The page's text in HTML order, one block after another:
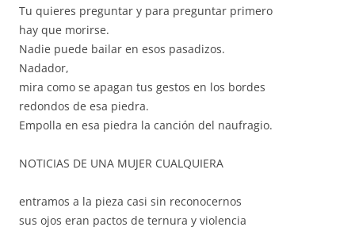
Tu quieres preguntar y para preguntar primero
hay que morirse.
Nadie puede bailar en esos pasadizos.
Nadador,
mira como se apagan tus gestos en los bordes
redondos de esa piedra.
Empolla en esa piedra la canción del naufragio.
NOTICIAS DE UNA MUJER CUALQUIERA
entramos a la pieza casi sin reconocernos
sus ojos eran pactos de ternura y violencia